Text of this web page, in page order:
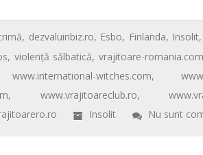
, dezvaluiribiz.ro, Esbo, Finlanda, Insolit,
, violență sălbatică,vrajitoare-romania.com
www.international-witches.com,
, www.vrajitoareclub.ro,
Insolit Nu sunt